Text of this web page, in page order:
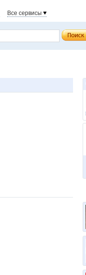
Все сервисы